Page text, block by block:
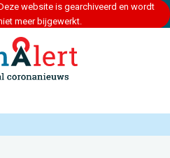
website is gearchiveerd en wordt
meer bijgewerkt.